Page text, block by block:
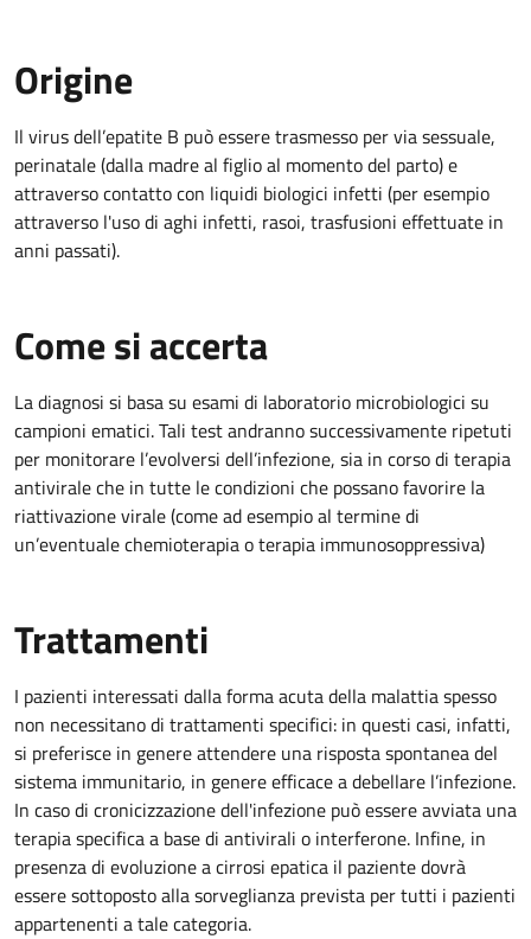
Origine
Il virus dell’epatite B può essere trasmesso per via sessuale,
perinatale (dalla madre al figlio al momento del parto) e
attraverso contatto con liquidi biologici infetti (per esempio
attraverso l'uso di aghi infetti, rasoi, trasfusioni effettuate in
anni passati).
Come si accerta
La diagnosi si basa su esami di laboratorio microbiologici su
campioni ematici. Tali test andranno successivamente ripetuti
per monitorare l’evolversi dell’infezione, sia in corso di terapia
antivirale che in tutte le condizioni che possano favorire la
riattivazione virale (come ad esempio al termine di
un’eventuale chemioterapia o terapia immunosoppressiva)
Trattamenti
I pazienti interessati dalla forma acuta della malattia spesso
non necessitano di trattamenti specifici: in questi casi, infatti,
si preferisce in genere attendere una risposta spontanea del
sistema immunitario, in genere efficace a debellare l’infezione.
In caso di cronicizzazione dell'infezione può essere avviata una
terapia specifica a base di antivirali o interferone. Infine, in
presenza di evoluzione a cirrosi epatica il paziente dovrà
essere sottoposto alla sorveglianza prevista per tutti i pazienti
appartenenti a tale categoria.